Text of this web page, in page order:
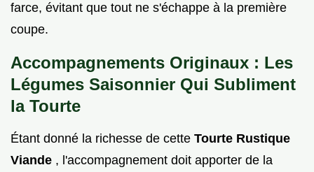
farce, évitant que tout ne s'échappe à la première
coupe.
Accompagnements Originaux : Les
Légumes Saisonnier Qui Subliment
la Tourte
Étant donné la richesse de cette Tourte Rustique
Viande , l'accompagnement doit apporter de la